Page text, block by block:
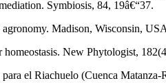
Symbiosis, 84, 19â€“37.
Madison, Wisconsin,
New Phytologist,
el Riachuelo (Cuenca